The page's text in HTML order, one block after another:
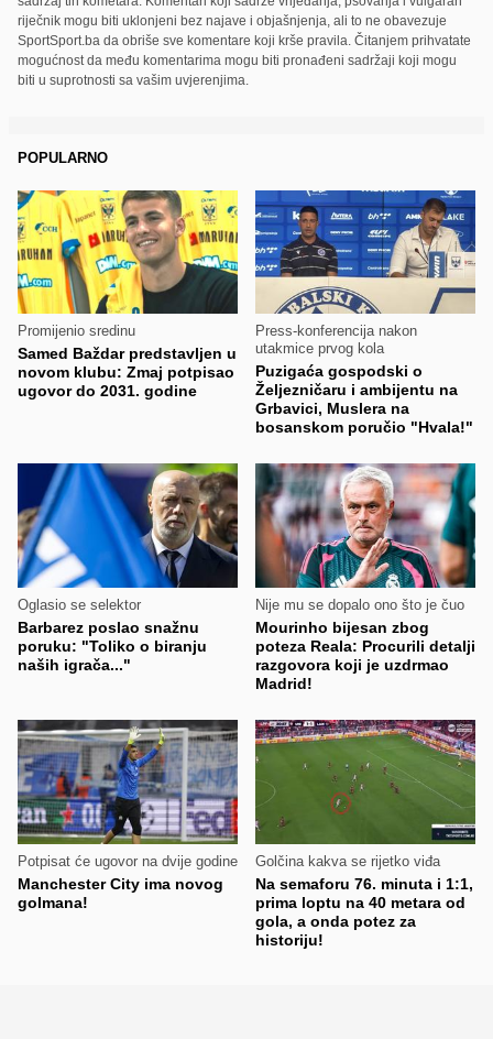
riječnik mogu biti uklonjeni bez najave i objašnjenja, ali to ne obavezuje
SportSport.ba da obriše sve komentare koji krše pravila. Čitanjem prihvatate
mogućnost da među komentarima mogu biti pronađeni sadržaji koji mogu
biti u suprotnosti sa vašim uvjerenjima.
POPULARNO
Promijenio sredinu
Samed Baždar predstavljen u
novom klubu: Zmaj potpisao
ugovor do 2031. godine
Press-konferencija nakon
utakmice prvog kola
Puzigaća gospodski o
Željezničaru i ambijentu na
Grbavici, Muslera na
bosanskom poručio "Hvala!"
Oglasio se selektor
Barbarez poslao snažnu
poruku: "Toliko o biranju
naših igrača..."
Nije mu se dopalo ono što je čuo
Mourinho bijesan zbog
poteza Reala: Procurili detalji
razgovora koji je uzdrmao
Madrid!
Potpisat će ugovor na dvije godine
Manchester City ima novog
golmana!
Golčina kakva se rijetko viđa
Na semaforu 76. minuta i 1:1,
prima loptu na 40 metara od
gola, a onda potez za
historiju!